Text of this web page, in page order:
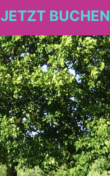
JETZT BUCHEN